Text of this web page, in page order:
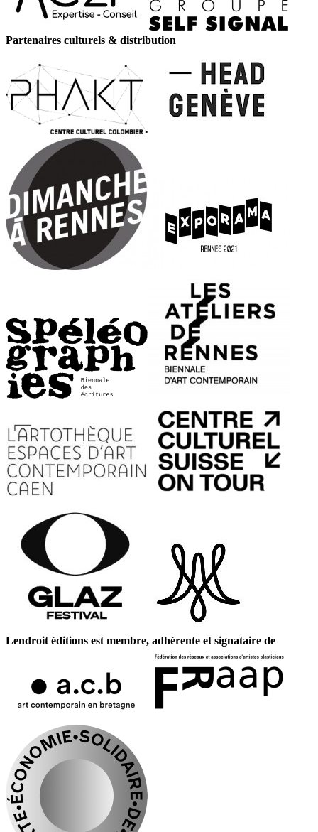
Partenaires culturels & distribution
Lendroit éditions est membre, adhérente et signataire de